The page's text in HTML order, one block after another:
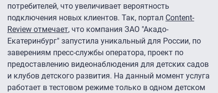
потребителей, что увеличивает вероятность
подключения новых клиентов. Так, портал Content-
Review отмечает, что компания ЗАО "Акадо-
Екатеринбург" запустила уникальный для России, по
заверениям пресс-службы оператора, проект по
предоставлению видеонаблюдения для детских садов
и клубов детского развития. На данный момент услуга
работает в тестовом режиме только в одном детском